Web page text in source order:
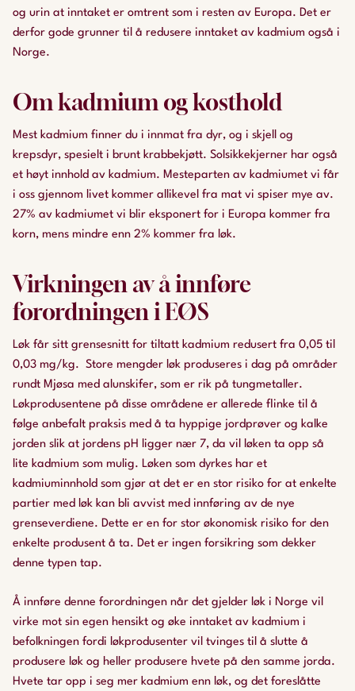
og urin at inntaket er omtrent som i resten av Europa. Det er
derfor gode grunner til å redusere inntaket av kadmium også i
Norge.
Om kadmium og kosthold
Mest kadmium finner du i innmat fra dyr, og i skjell og
krepsdyr, spesielt i brunt krabbekjøtt. Solsikkekjerner har også
et høyt innhold av kadmium. Mesteparten av kadmiumet vi får
i oss gjennom livet kommer allikevel fra mat vi spiser mye av.
27% av kadmiumet vi blir eksponert for i Europa kommer fra
korn, mens mindre enn 2% kommer fra løk.
Virkningen av å innføre
forordningen i EØS
Løk får sitt grensesnitt for tiltatt kadmium redusert fra 0,05 til
0,03 mg/kg. Store mengder løk produseres i dag på områder
rundt Mjøsa med alunskifer, som er rik på tungmetaller.
Løkprodusentene på disse områdene er allerede flinke til å
følge anbefalt praksis med å ta hyppige jordprøver og kalke
jorden slik at jordens pH ligger nær 7, da vil løken ta opp så
lite kadmium som mulig. Løken som dyrkes har et
kadmiuminnhold som gjør at det er en stor risiko for at enkelte
partier med løk kan bli avvist med innføring av de nye
grenseverdiene. Dette er en for stor økonomisk risiko for den
enkelte produsent å ta. Det er ingen forsikring som dekker
denne typen tap.
Å innføre denne forordningen når det gjelder løk i Norge vil
virke mot sin egen hensikt og øke inntaket av kadmium i
befolkningen fordi løkprodusenter vil tvinges til å slutte å
produsere løk og heller produsere hvete på den samme jorda.
Hvete tar opp i seg mer kadmium enn løk, og det foreslåtte